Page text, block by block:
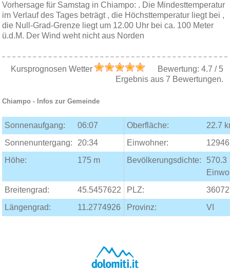
Vorhersage für Samstag in Chiampo: . Die Mindesttemperatur
im Verlauf des Tages beträgt , die Höchsttemperatur liegt bei ,
die Null-Grad-Grenze liegt um 12.00 Uhr bei ca. 100 Meter
ü.d.M. Der Wind weht nicht aus Norden
Kursprognosen Wetter Bewertung: 4.7 / 5
Ergebnis aus 7 Bewertungen.
Chiampo - Infos zur Gemeinde
Sonnenaufgang: 06:07 Oberfläche:
22.7
Sonnenuntergang:
20:34 Einwohner:
12946
Höhe:
175 m Bevölkerungsdichte:
570.3
Breitengrad:
45.5457622 PLZ:
36072
Längengrad:
11.2774926 Provinz: VI